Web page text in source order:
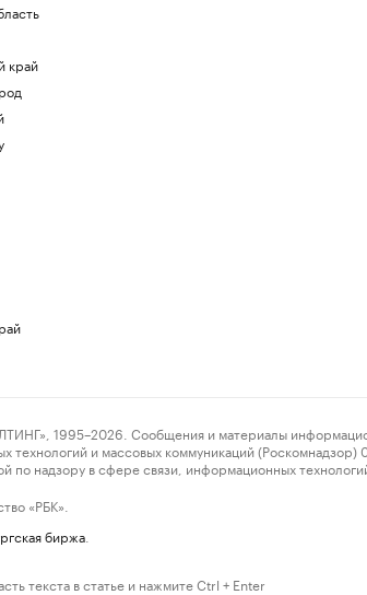
край
1995–2026. Сообщения и материалы
и массовых коммуникаций
по надзору в сфере связи, информационных
«РБК».
биржа
текста в статье и нажмите Ctrl + Enter